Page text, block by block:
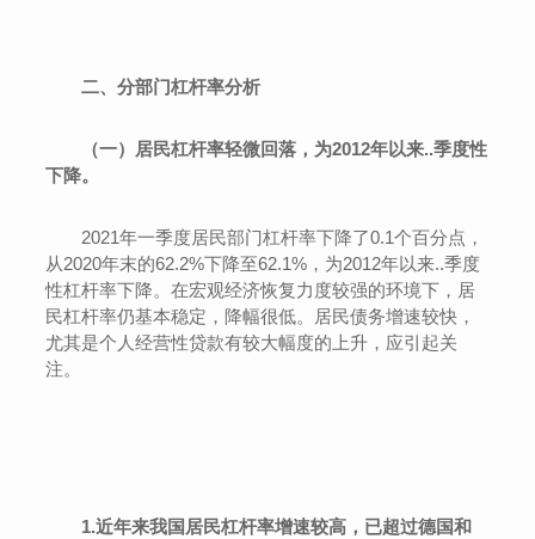
二、分部门杠杆率分析
（一）居民杠杆率轻微回落，为2012年以来..季度性
下降。
2021年一季度居民部门杠杆率下降了0.1个百分点，
从2020年末的62.2%下降至62.1%，为2012年以来..季度
性杠杆率下降。在宏观经济恢复力度较强的环境下，居
民杠杆率仍基本稳定，降幅很低。居民债务增速较快，
尤其是个人经营性贷款有较大幅度的上升，应引起关
注。
1.近年来我国居民杠杆率增速较高，已超过德国和